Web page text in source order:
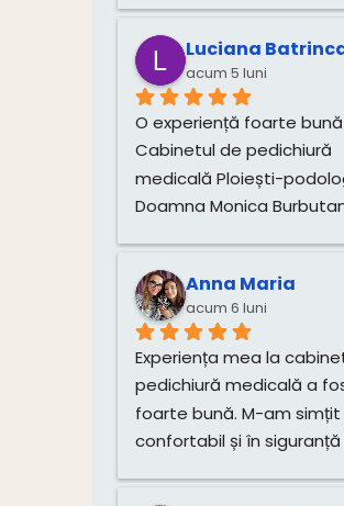
picioarelor. Multumim!!!
Luciana
acum 5 luni
O experiență foarte
Cabinetul de pedichiură
medicală Ploiești-
Doamna Monica
programare mi-a explicat
foarte clar procedura,
vindecării și tarifele, ceea
mi-a oferit încredere și
transparență. La cabinet
simțit în siguranță,
este curată, primitoare,
la detalii se simte de la
Anna Maria
acum 6 luni
Experiența mea la
pedichiură medicală a
foarte bună. M-am simțit
confortabil și în